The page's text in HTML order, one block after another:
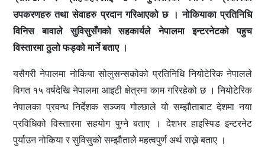
उपकरणहरु तथा सेवाहरु प्रदान गरिआएको छ । नोकियाका प्रतिनिधि
विनिस बावाले सुविसुसँगको सहकार्यले नेपालमा इन्टरनेटको पहुच
विस्तारमा ठुलो फड्को मार्ने बताए ।
यसैगरी नेपालमा नोकिया सोलुसन्सकोको प्रतिनिधि नियोटेरिक नेपालले
विगत १५ वर्षदेखि नेपालमा आइटी क्षेत्रमा काम गरिरहेको छ । नियोटेरिक
नेपालका प्रवन्ध निर्देशक सञ्जय गोल्छाले यो सम्झौताबाट देशमा नया
प्रविधिको विस्तारमा सहयोग पुग्ने बताए । देशभर हाइस्पिड इन्टरनेट
पुर्याउन नोकिया र सुविसुको सम्झौताले महत्वपुर्ण अर्थ राख्ने बताए ।